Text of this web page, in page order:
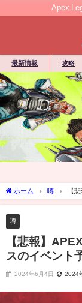
Apex
最新情報 攻略
ホーム 噂
【
定無し。次のイベントは
噂
【悲報】
スのイベント
2024年6月4日 2024